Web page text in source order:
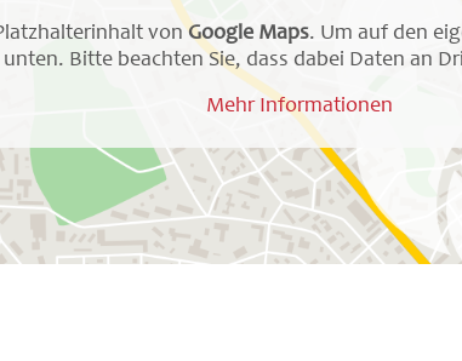
vonGoogle Maps. Um auf den
Bitte beachten Sie, dass dabei Daten an
Mehr Informationen